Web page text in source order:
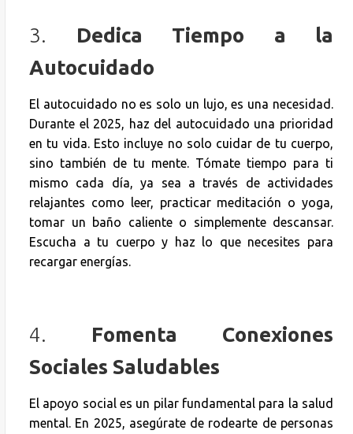
3. Dedica Tiempo a la
Autocuidado
El autocuidado no es solo un lujo, es una necesidad.
Durante el 2025, haz del autocuidado una prioridad
en tu vida. Esto incluye no solo cuidar de tu cuerpo,
sino también de tu mente. Tómate tiempo para ti
mismo cada día, ya sea a través de actividades
relajantes como leer, practicar meditación o yoga,
tomar un baño caliente o simplemente descansar.
Escucha a tu cuerpo y haz lo que necesites para
recargar energías.
4. Fomenta Conexiones
Sociales Saludables
El apoyo social es un pilar fundamental para la salud
mental. En 2025, asegúrate de rodearte de personas